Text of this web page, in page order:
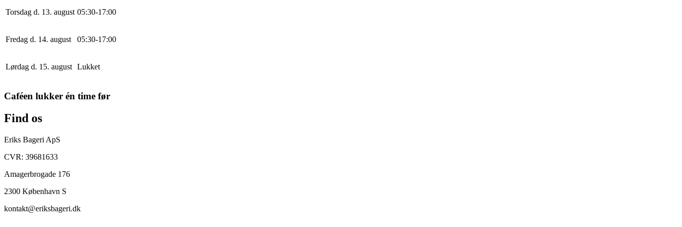
Torsdag d. 13. august 05:30-17:00
Fredag d. 14. august 05:30-17:00
Lørdag d. 15. august Lukket
Caféen lukker én time før
Find os
Eriks Bageri ApS
CVR: 39681633
Amagerbrogade 176
2300 København S
kontakt@eriksbageri.dk